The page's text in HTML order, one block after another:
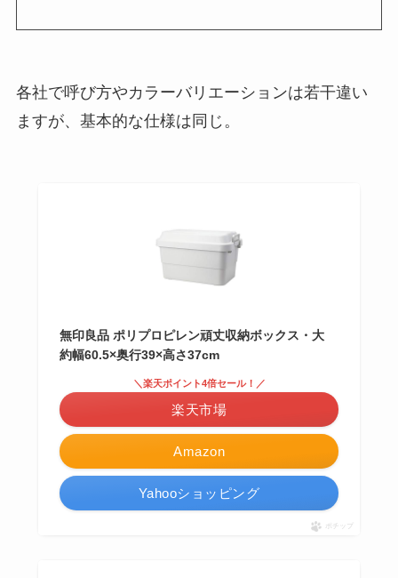
各社で呼び方やカラーバリエーションは若干違い
ますが、基本的な仕様は同じ。
無印良品 ポリプロピレン頑丈収納ボックス・大
約幅60.5×奥行39×高さ37cm
Amazon
＼楽天ポイント4倍セール！／
楽天市場
Yahooショッピング
ポチップ